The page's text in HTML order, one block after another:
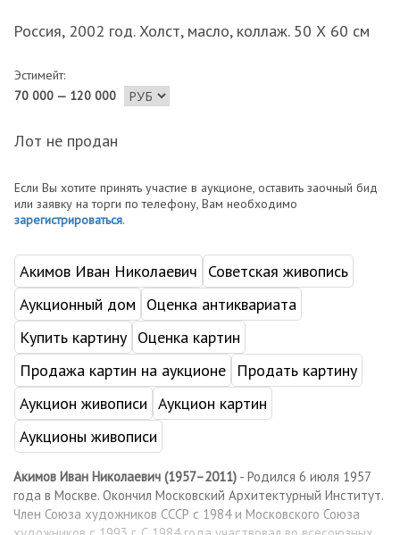
Россия, 2002 год. Холст, масло, коллаж. 50 Х 60 см
Эстимейт:
70 000 — 120 000
Лот не продан
Если Вы хотите принять участие в аукционе, оставить заочный бид
или заявку на торги по телефону, Вам необходимо
зарегистрироваться.
Акимов Иван Николаевич
Советская живопись
Аукционный дом
Оценка антиквариата
Купить картину Оценка картин
Продажа картин на аукционе
Продать картину
Аукцион живописи Аукцион картин
Аукционы живописи
Акимов Иван Николаевич (1957–2011) - Родился 6 июля 1957
года в Москве. Окончил Московский Архитектурный Институт.
Член Союза художников СССР с 1984 и Московского Союза